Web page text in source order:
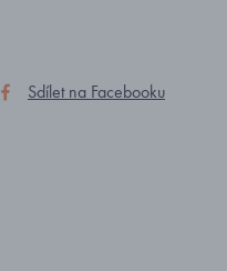
Sdílet na Facebooku